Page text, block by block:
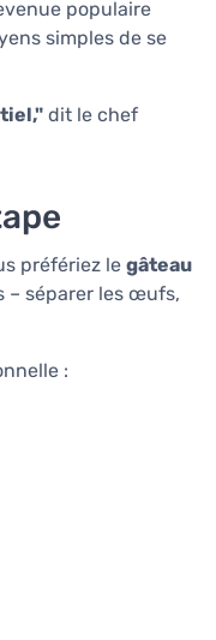
populaire
simples de se
dit le chef
préfériez le gâteau
– séparer les œufs,
: